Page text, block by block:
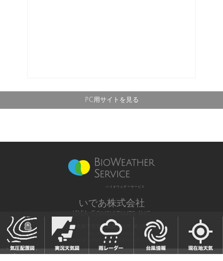
PC用サイトを見る
バイオウェザーサービス
いであ株式会社
IDEA Consultants, Inc.
気象庁長官予報業務許可 第12号
All Rights Reserved,
Copyright(c) 2003-2021 IDEA Consultants,Inc